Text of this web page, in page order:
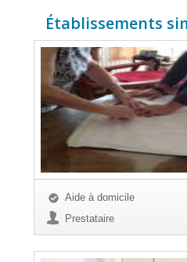
Établissements
Aide à domicile
Prestataire